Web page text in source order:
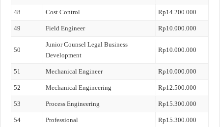
48 Cost Control Rp14.200.000
49 Field Engineer Rp10.000.000
50
Junior Counsel Legal Business
Development
Rp10.000.000
51 Mechanical Engineer Rp10.000.000
52 Mechanical Engineering Rp12.500.000
53 Process Engineering Rp15.300.000
54 Professional Rp15.300.000